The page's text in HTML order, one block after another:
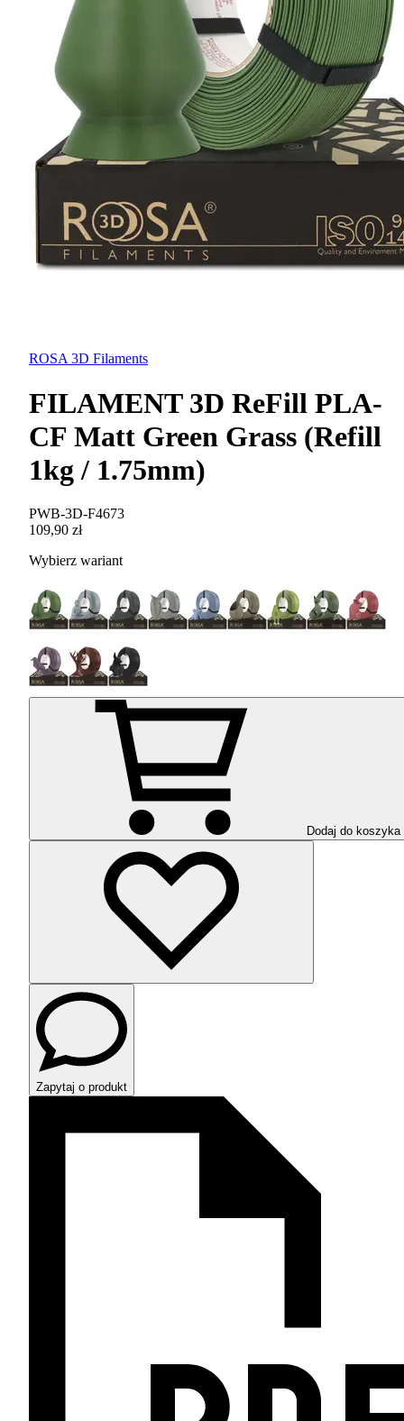
ROSA 3D Filaments
FILAMENT 3D ReFill PLA-
CF Matt Green Grass (Refill
1kg / 1.75mm)
PWB-3D-F4673
109,90 zł
Wybierz wariant
Dodaj do koszyka
Zapytaj o produkt